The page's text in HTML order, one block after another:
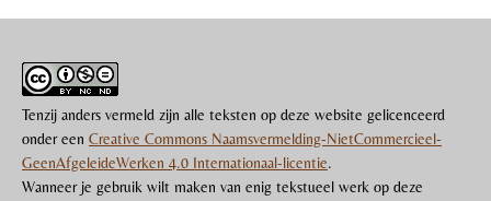
Tenzij anders vermeld zijn alle teksten op deze website gelicenceerd
onder een Creative Commons Naamsvermelding-NietCommercieel-
GeenAfgeleideWerken 4.0 Internationaal-licentie.
Wanneer je gebruik wilt maken van enig tekstueel werk op deze